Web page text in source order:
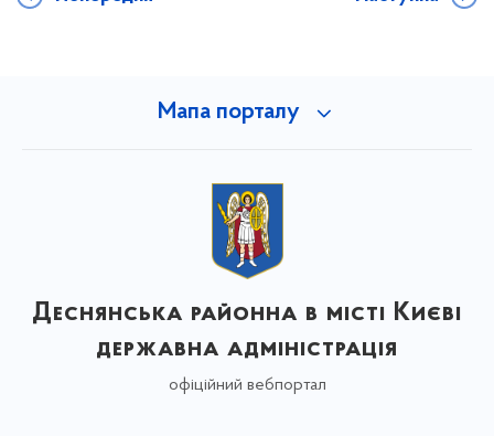
Мапа порталу
Деснянська районна в місті Києві
державна адміністрація
офіційний вебпортал